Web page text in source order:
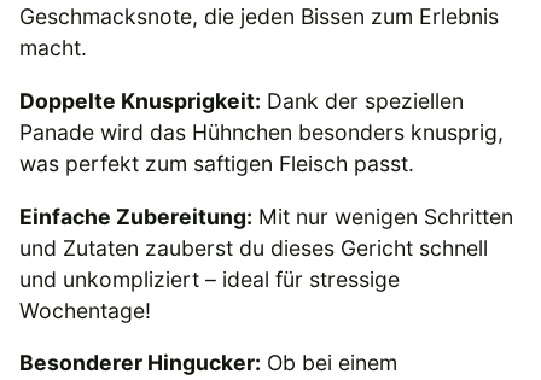
Geschmacksnote, die jeden Bissen zum Erlebnis
macht.
Doppelte Knusprigkeit: Dank der speziellen
Panade wird das Hühnchen besonders knusprig,
was perfekt zum saftigen Fleisch passt.
Einfache Zubereitung: Mit nur wenigen Schritten
und Zutaten zauberst du dieses Gericht schnell
und unkompliziert – ideal für stressige
Wochentage!
Besonderer Hingucker: Ob bei einem